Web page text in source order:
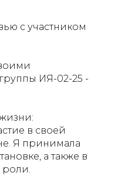
с участником
ИЯ-02-25 -
в своей
Я принимала
а также в
роли.